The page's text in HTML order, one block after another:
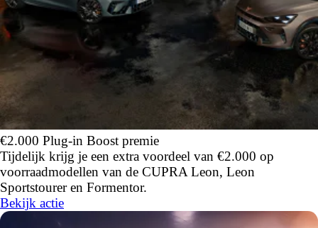
€2.000 Plug-in Boost premie
Tijdelijk krijg je een extra voordeel van €2.000 op
voorraadmodellen van de CUPRA Leon, Leon
Sportstourer en Formentor.
Bekijk actie